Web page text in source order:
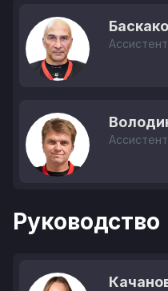
Ассистент
Ассистент
Руководство